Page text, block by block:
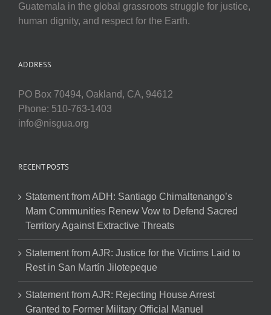
Guatemala in the global grassroots struggle for justice,
human dignity, and respect for the Earth.
ADDRESS
PO Box 70494, Oakland, CA, 94612
Phone: 510-763-1403
info@nisgua.org
RECENT POSTS
Statement from ADH: Santiago Chimaltenango’s
Mam Communities Renew Vow to Defend Sacred
Territory Against Extractive Threats
Statement from AJR: Justice for the Victims Laid to
Rest in San Martín Jilotepeque
Statement from AJR: Rejecting House Arrest
Granted to Former Military Official Manuel